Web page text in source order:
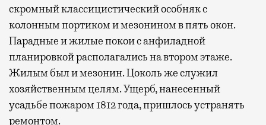
скромный классицистический особняк с
колонным портиком и мезонином в пять окон.
Парадные и жилые покои с анфиладной
планировкой располагались на втором этаже.
Жилым был и мезонин. Цоколь же служил
хозяйственным целям. Ущерб, нанесенный
усадьбе пожаром 1812 года, пришлось устранять
ремонтом.